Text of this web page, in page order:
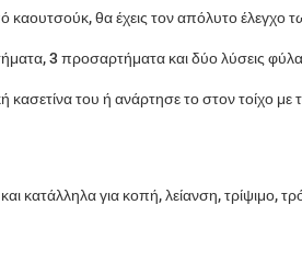
θα έχεις τον απόλυτο έλεγχο
3 προσαρτήματα και δύο λύσεις
του ή ανάρτησε το στον τοίχο
κατάλληλα για κοπή, λείανση,